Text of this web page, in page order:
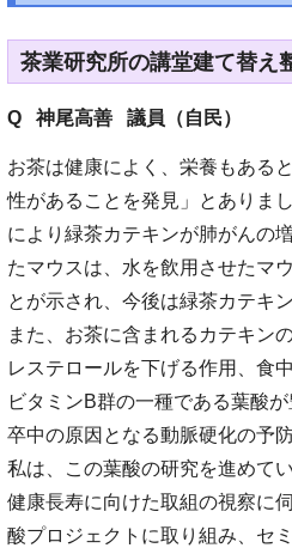
茶業研究所の講堂建て替え
Q 神尾高善 議員（自民）
お茶は健康によく、栄養もある
性があることを発見」とありま
により緑茶カテキンが肺がんの
たマウスは、水を飲用させたマ
とが示され、今後は緑茶カテキ
また、お茶に含まれるカテキン
レステロールを下げる作用、食
ビタミンB群の一種である葉酸
卒中の原因となる動脈硬化の予
私は、この葉酸の研究を進めて
健康長寿に向けた取組の視察に
酸プロジェクトに取り組み、セ